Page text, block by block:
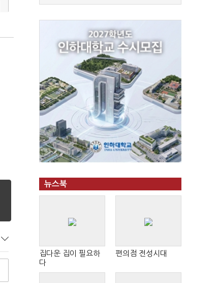
뉴스북
집다운 집이 필요하
다
편의점 전성시대